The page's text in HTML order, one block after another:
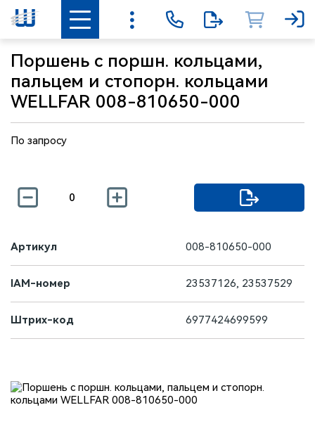
Поршень с поршн. кольцами,
пальцем и стопорн. кольцами
WELLFAR 008-810650-000
По запросу
Артикул 008-810650-000
IAM-номер 23537126, 23537529
Штрих-код 6977424699599